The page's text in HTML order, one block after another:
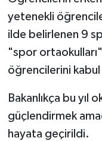
yetenekli
ilde belirlenen 9
"spor
öğrencilerini
Bakanlıkça bu yıl
güçlendirmek
hayata geçirildi.